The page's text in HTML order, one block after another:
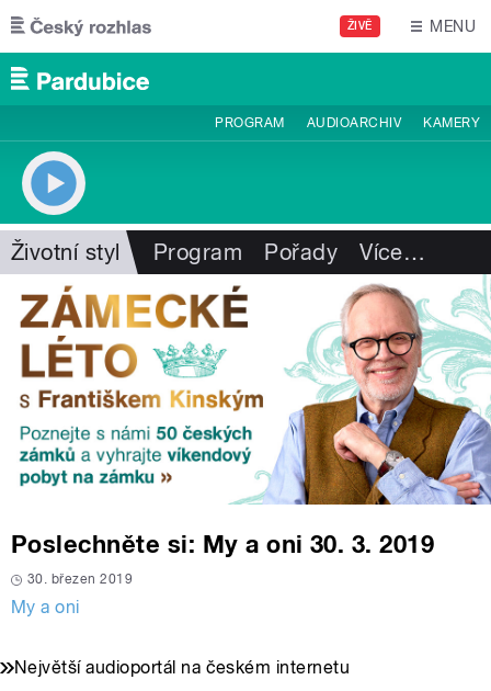
Přejít k hlavnímu obsahu
ŽIVĚ MENU
PROGRAM AUDIOARCHIV KAMERY
Životní styl Program Pořady Více…
Poslechněte si: My a oni 30. 3. 2019
30. březen 2019
My a oni
Největší audioportál na českém internetu